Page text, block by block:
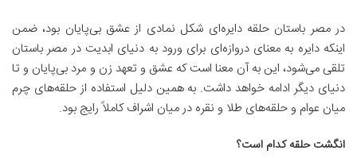
در مصر باستان حلقه دایره‌ای شکل نمادی از عشق بی‌پایان بود، ضمن
اینکه دایره به معنای دروازه‌ای برای ورود به دنیای ابدیت در مصر باستان
تلقی می‌شود، این به آن معنا است که عشق و تعهد زن و مرد بی‌پایان و تا
دنیای دیگر ادامه خواهد داشت. به همین دلیل استفاده از حلقه‌های چرم
میان عوام و حلقه‌های طلا و نقره در میان اشراف کاملاً رایج بود.
انگشت حلقه کدام است؟